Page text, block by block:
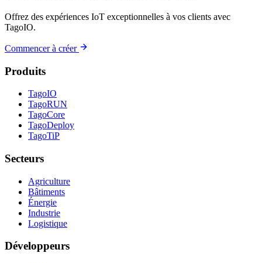
Offrez des expériences IoT exceptionnelles à vos clients avec
TagoIO.
Commencer à créer
Produits
TagoIO
TagoRUN
TagoCore
TagoDeploy
TagoTiP
Secteurs
Agriculture
Bâtiments
Énergie
Industrie
Logistique
Développeurs